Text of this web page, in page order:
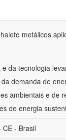
metálicos
da tecnologia
demanda de
ambientais e de
de energia
- Brasil